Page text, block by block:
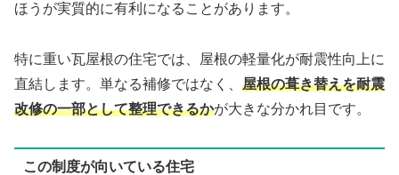
ほうが実質的に有利になることがあります。
特に重い瓦屋根の住宅では、屋根の軽量化が耐震性向上に
直結します。単なる補修ではなく、 屋根の葺き替えを耐震
改修の一部として整理できるかが大きな分かれ目です。
この制度が向いている住宅